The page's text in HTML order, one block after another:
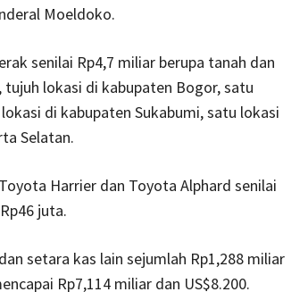
Moeldoko.
senilai Rp4,7 miliar berupa tanah dan
lokasi di kabupaten Bogor, satu
di kabupaten Sukabumi, satu lokasi
Selatan.
Harrier dan Toyota Alphard senilai
juta.
setara kas lain sejumlah Rp1,288 miliar
Rp7,114 miliar dan US$8.200.